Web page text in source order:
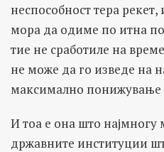
неспособност тера
мора да одиме по итна
тие не сработиле на
не може да го изведе на
максимално понижување
И тоа е она што најмногу
државните институции